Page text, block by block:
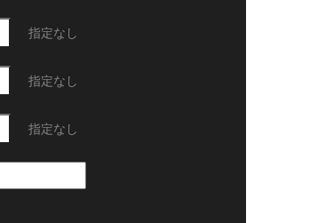
指定なし
指定なし
指定なし